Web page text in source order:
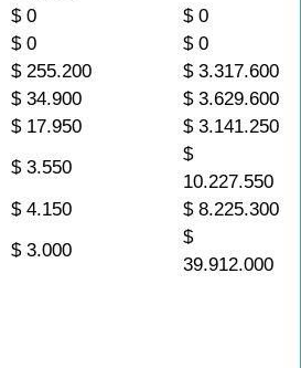
$ 0
$ 0
$ 0
$ 0
$ 255.200
$ 3.317.600
$ 34.900
$ 3.629.600
$ 17.950
$ 3.141.250
$ 3.550
$
10.227.550
$ 4.150
$ 8.225.300
$ 3.000
$
39.912.000